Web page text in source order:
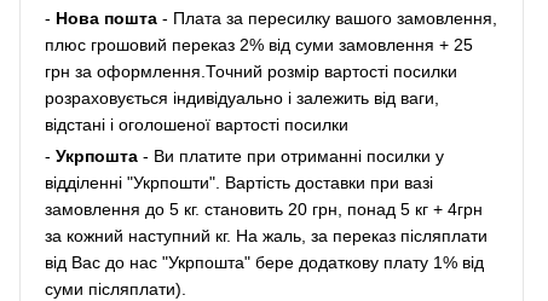
- Нова пошта- Плата за пересилку вашого замовлення,
плюс грошовий переказ 2% від суми замовлення + 25
грн за оформлення.Точний розмір вартості посилки
розраховується індивідуально і залежить від ваги,
відстані і оголошеної вартості посилки
- Укрпошта- Ви платите при отриманні посилки у
відділенні "Укрпошти". Вартість доставки при вазі
замовлення до 5 кг. становить 20 грн, понад 5 кг + 4грн
за кожний наступний кг. На жаль, за переказ післяплати
від Вас до нас "Укрпошта" бере додаткову плату 1% від
суми післяплати).